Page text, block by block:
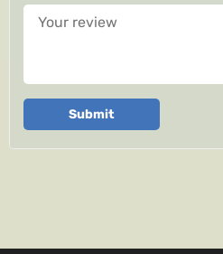
Your review
Submit